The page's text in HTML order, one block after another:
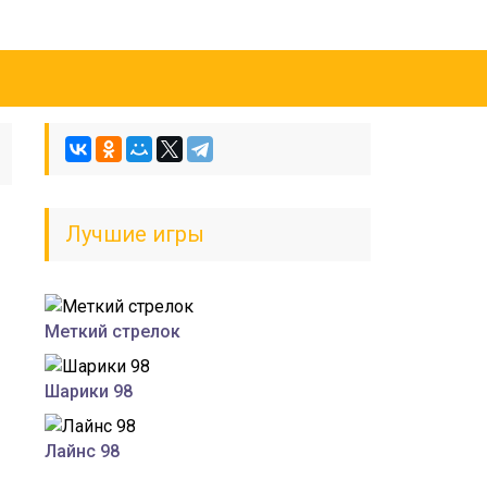
Лучшие игры
Меткий стрелок
Шарики 98
Лайнс 98